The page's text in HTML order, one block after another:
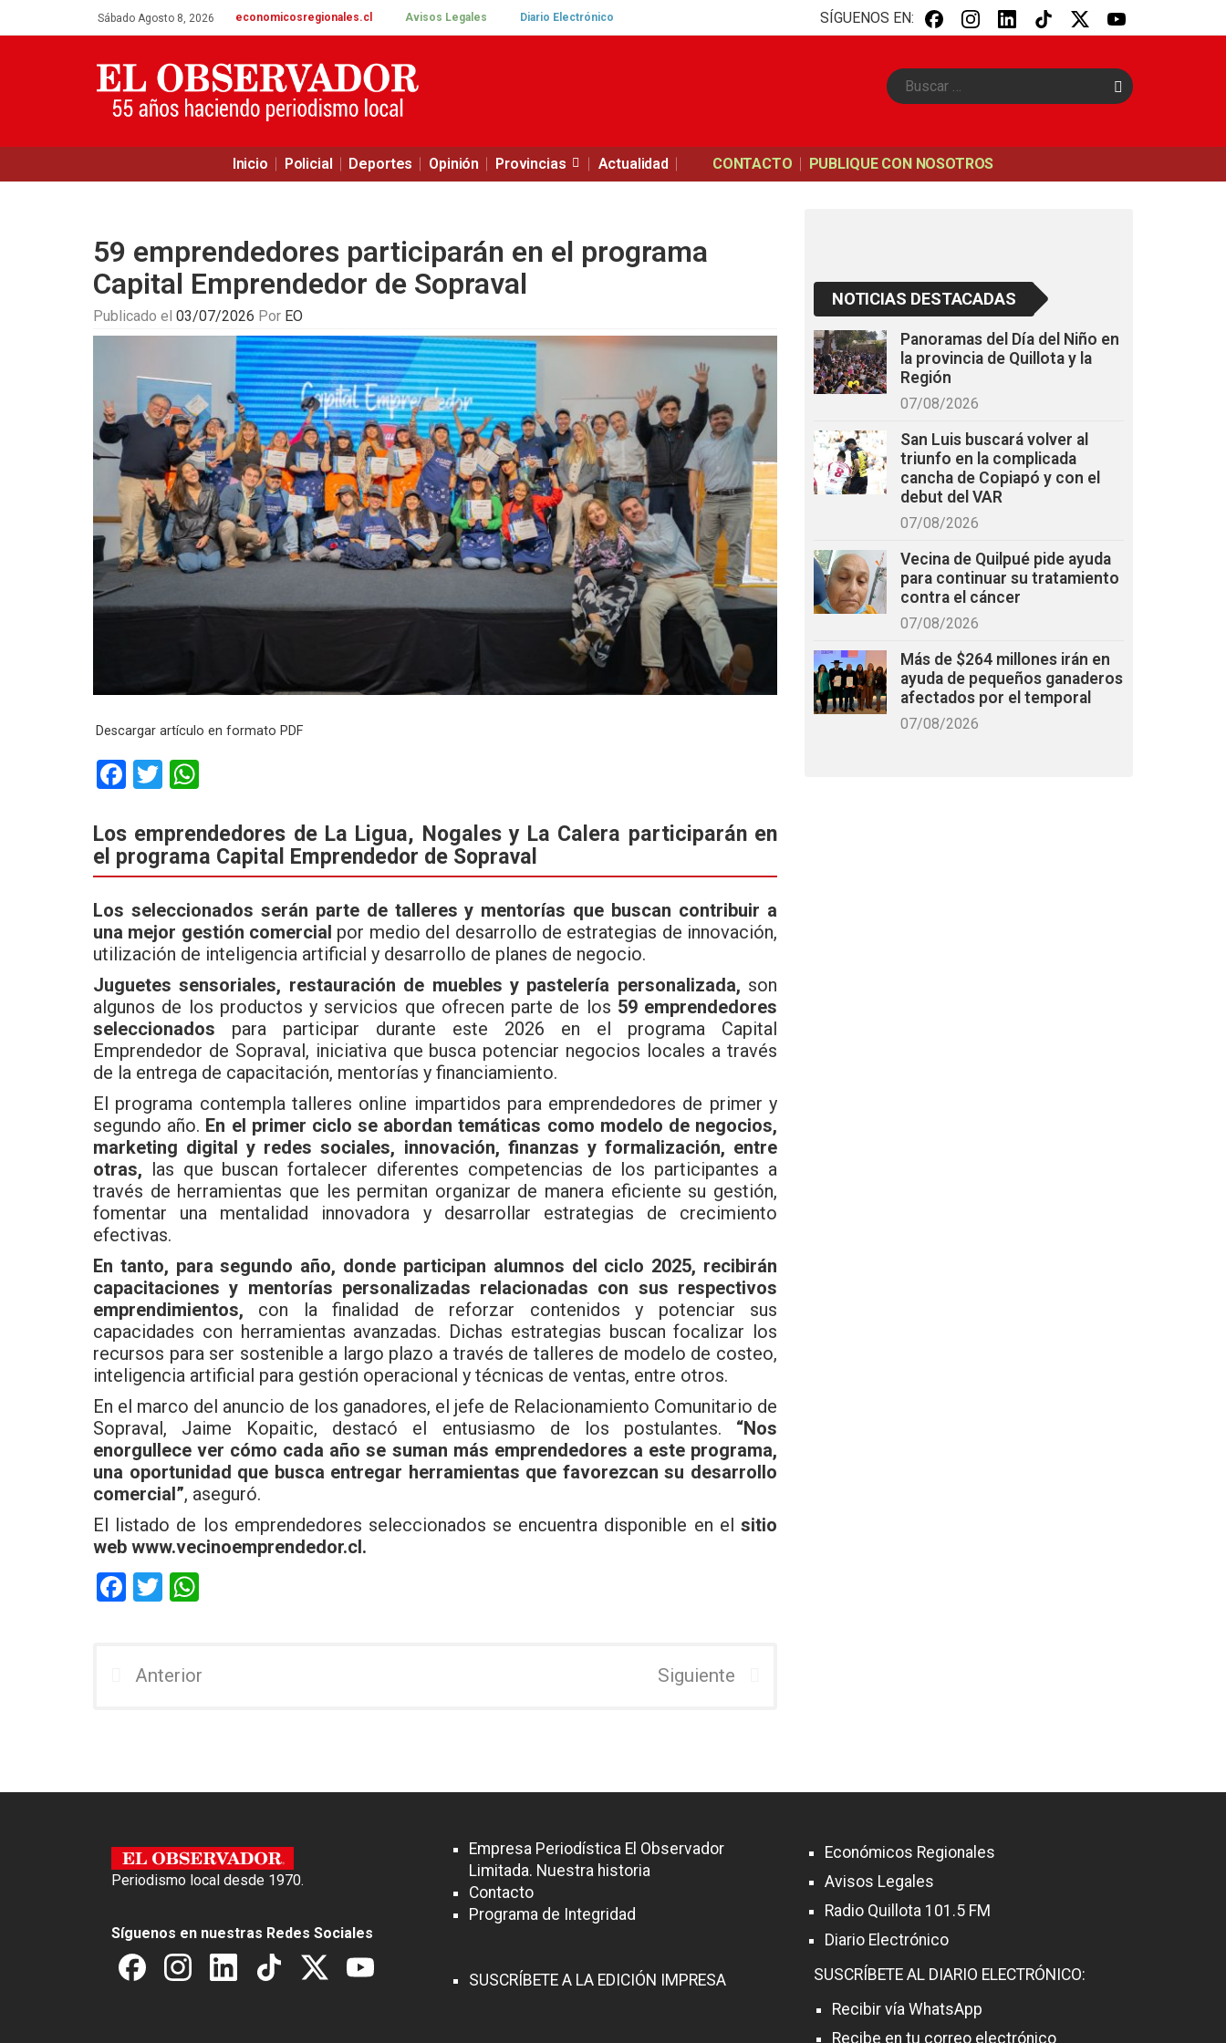
Sábado Agosto 8, 2026 economicosregionales.cl Avisos Legales Diario Electrónico SÍGUENOS EN:
B
u
Inicio Policial Deportes Opinión Provincias Actualidad CONTACTO PUBLIQUE CON NOSOTROS
59 emprendedores participarán en el programa
Capital Emprendedor de Sopraval
Publicado el 03/07/2026 Por EO
Descargar artículo en formato PDF
F
ce
b
o
k
T
tt
er
at
s
p
p
Los emprendedores de La Ligua, Nogales y La Calera participarán en
el programa Capital Emprendedor de Sopraval
Los seleccionados serán parte de talleres y mentorías que buscan contribuir a
una mejor gestión comercial por medio del desarrollo de estrategias de innovación,
utilización de inteligencia artificial y desarrollo de planes de negocio.
Juguetes sensoriales, restauración de muebles y pastelería personalizada, son
algunos de los productos y servicios que ofrecen parte de los 59 emprendedores
seleccionados para participar durante este 2026 en el programa Capital
Emprendedor de Sopraval, iniciativa que busca potenciar negocios locales a través
de la entrega de capacitación, mentorías y financiamiento.
El programa contempla talleres online impartidos para emprendedores de primer y
segundo año. En el primer ciclo se abordan temáticas como modelo de negocios,
marketing digital y redes sociales, innovación, finanzas y formalización, entre
otras, las que buscan fortalecer diferentes competencias de los participantes a
través de herramientas que les permitan organizar de manera eficiente su gestión,
fomentar una mentalidad innovadora y desarrollar estrategias de crecimiento
efectivas.
En tanto, para segundo año, donde participan alumnos del ciclo 2025, recibirán
capacitaciones y mentorías personalizadas relacionadas con sus respectivos
emprendimientos, con la finalidad de reforzar contenidos y potenciar sus
capacidades con herramientas avanzadas. Dichas estrategias buscan focalizar los
recursos para ser sostenible a largo plazo a través de talleres de modelo de costeo,
inteligencia artificial para gestión operacional y técnicas de ventas, entre otros.
En el marco del anuncio de los ganadores, el jefe de Relacionamiento Comunitario de
Sopraval, Jaime Kopaitic, destacó el entusiasmo de los postulantes. “Nos
enorgullece ver cómo cada año se suman más emprendedores a este programa,
una oportunidad que busca entregar herramientas que favorezcan su desarrollo
comercial”, aseguró.
El listado de los emprendedores seleccionados se encuentra disponible en el sitio
web www.vecinoemprendedor.cl.
F
b
T
er s
Anterior Siguiente
NOTICIAS DESTACADAS
Panoramas del Día del Niño en
la provincia de Quillota y la
Región
07/08/2026
San Luis buscará volver al
triunfo en la complicada
cancha de Copiapó y con el
debut del VAR
07/08/2026
Vecina de Quilpué pide ayuda
para continuar su tratamiento
contra el cáncer
07/08/2026
Más de $264 millones irán en
ayuda de pequeños ganaderos
afectados por el temporal
07/08/2026
Periodismo local desde 1970.
Síguenos en nuestras Redes Sociales
Empresa Periodística El Observador
Limitada. Nuestra historia
Contacto
Programa de Integridad
SUSCRÍBETE A LA EDICIÓN IMPRESA
Económicos Regionales
Avisos Legales
Radio Quillota 101.5 FM
Diario Electrónico
SUSCRÍBETE AL DIARIO ELECTRÓNICO:
Recibir vía WhatsApp
Recibe en tu correo electrónico